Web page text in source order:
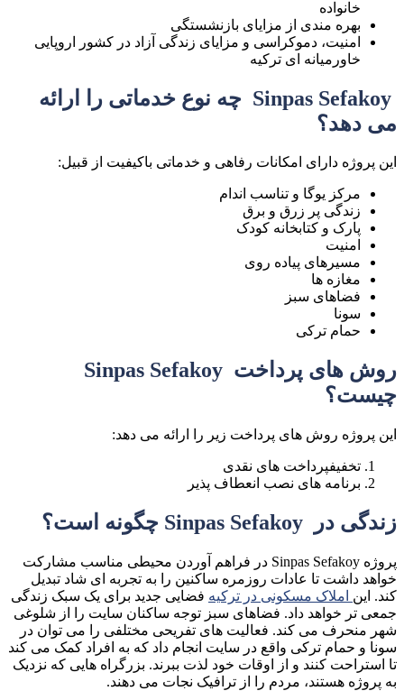
خانواده
بهره مندی از مزایای بازنشستگی
امنیت، دموکراسی و مزایای زندگی آزاد در کشور اروپایی
خاورمیانه ای ترکیه
Sinpas Sefakoy چه نوع خدماتی را ارائه
می دهد؟
این پروژه دارای امکانات رفاهی و خدماتی باکیفیت از قبیل:
مرکز یوگا و تناسب اندام
زندگی پر زرق و برق
پارک و کتابخانه کودک
امنیت
مسیرهای پیاده روی
مغازه ها
فضاهای سبز
سونا
حمام ترکی
روش های پرداخت Sinpas Sefakoy
چیست؟
این پروژه روش های پرداخت زیر را ارائه می دهد:
تخفیفپرداخت های نقدی
برنامه های نصب انعطاف پذیر
زندگی در Sinpas Sefakoy چگونه است؟
پروژه Sinpas Sefakoy در فراهم آوردن محیطی مناسب مشارکت
خواهد داشت تا عادات روزمره ساکنین را به تجربه ای شاد تبدیل
کند. این املاک مسکونی در ترکیه فضایی جدید برای یک سبک زندگی
جمعی تر خواهد داد. فضاهای سبز توجه ساکنان سایت را از شلوغی
شهر منحرف می کند. فعالیت های تفریحی مختلفی را می توان در
سونا و حمام ترکی واقع در سایت انجام داد که به افراد کمک می کند
تا استراحت کنند و از اوقات خود لذت ببرند. بزرگراه هایی که نزدیک
به پروژه هستند، مردم را از ترافیک نجات می دهند.